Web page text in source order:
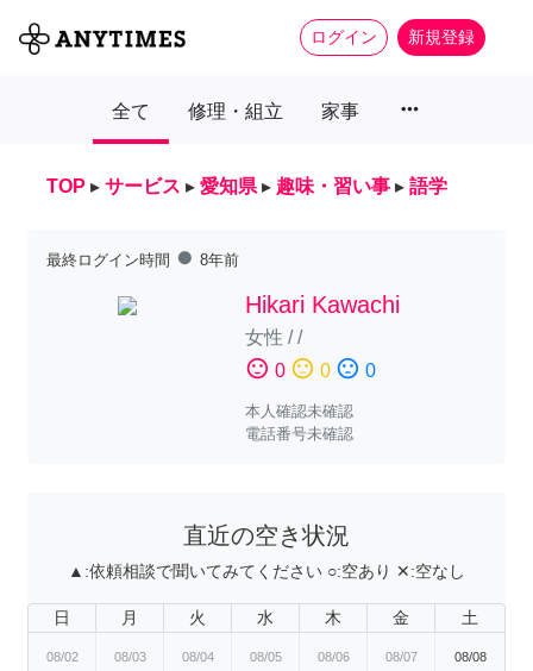
ログイン 新規登録
全て 修理・組立 家事 more_horiz
TOP ▸ サービス ▸ 愛知県 ▸ 趣味・習い事 ▸ 語学
最終ログイン時間 fiber_manual_record 8年前
Hikari Kawachi
女性 //
sentiment_satisfied 0 sentiment_neutral 0 sentiment_dissatisfied 0
本人確認未確認
電話番号未確認
直近の空き状況
▲:依頼相談で聞いてみてください ○:空あり ✕:空なし
日 月 火 水 木 金 土
08/02 08/03 08/04 08/05 08/06 08/07 08/08